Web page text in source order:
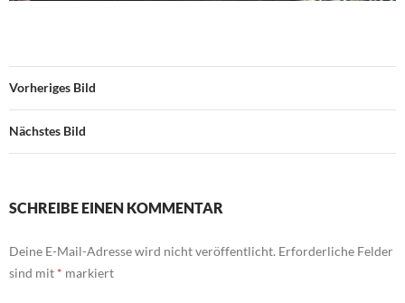
Vorheriges Bild
Nächstes Bild
SCHREIBE EINEN KOMMENTAR
Deine E-Mail-Adresse wird nicht veröffentlicht. Erforderliche Felder
sind mit * markiert